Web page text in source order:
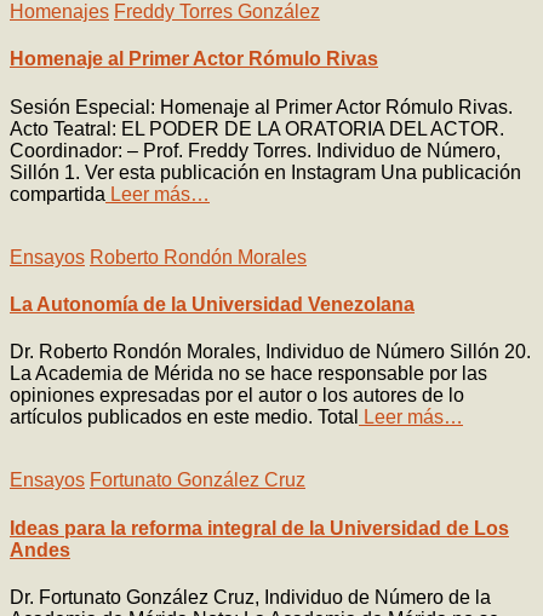
Homenajes Freddy Torres González
Homenaje al Primer Actor Rómulo Rivas
Sesión Especial: Homenaje al Primer Actor Rómulo Rivas.
Acto Teatral: EL PODER DE LA ORATORIA DEL ACTOR.
Coordinador: – Prof. Freddy Torres. Individuo de Número,
Sillón 1. Ver esta publicación en Instagram Una publicación
compartida Leer más…
Ensayos Roberto Rondón Morales
La Autonomía de la Universidad Venezolana
Dr. Roberto Rondón Morales, Individuo de Número Sillón 20.
La Academia de Mérida no se hace responsable por las
opiniones expresadas por el autor o los autores de lo
artículos publicados en este medio. Total
Leer más…
Ensayos Fortunato González Cruz
Ideas para la reforma integral de la Universidad de Los
Andes
Dr. Fortunato González Cruz, Individuo de Número de la